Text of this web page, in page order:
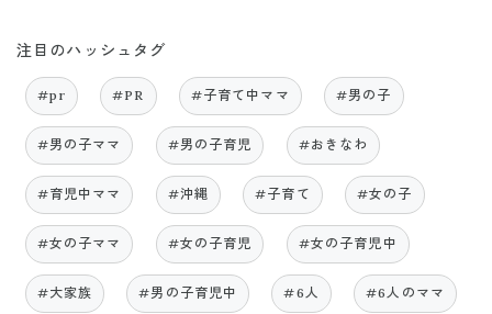
注目のハッシュタグ
#pr #PR #子育て中ママ #男の子
#男の子ママ #男の子育児 #おきなわ
#育児中ママ #沖縄 #子育て #女の子
#女の子ママ #女の子育児 #女の子育児中
#大家族 #男の子育児中 #6人 #6人のママ